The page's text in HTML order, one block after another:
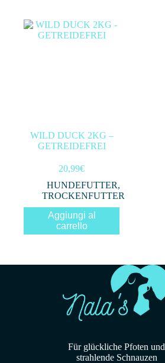
Categorie prodotto
Filtro
WILD DUCK 2KG –
GETREIDEFREI
20,99€
HUNDEFUTTER,
TROCKENFUTTER
Aggiungi al
carrello
Für glückliche Pfoten und
strahlende Schnauzen